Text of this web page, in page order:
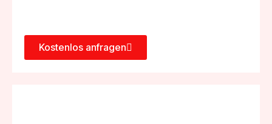
Kostenlos anfragen